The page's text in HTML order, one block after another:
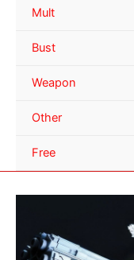
Mult
Bust
Weapon
Other
Free